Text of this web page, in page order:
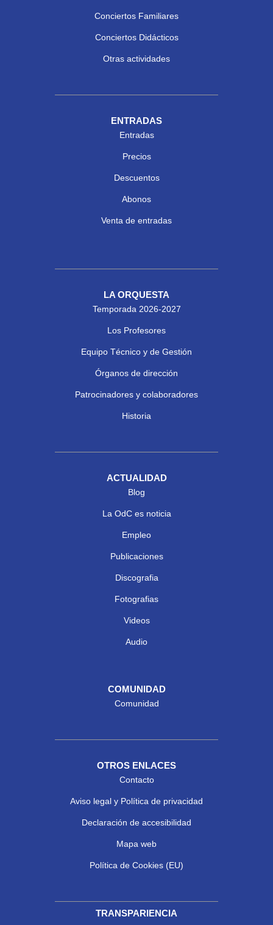
Conciertos Familiares
Conciertos Didácticos
Otras actividades
ENTRADAS
Entradas
Precios
Descuentos
Abonos
Venta de entradas
LA ORQUESTA
Temporada 2026-2027
Los Profesores
Equipo Técnico y de Gestión
Órganos de dirección
Patrocinadores y colaboradores
Historia
ACTUALIDAD
Blog
La OdC es noticia
Empleo
Publicaciones
Discografia
Fotografias
Videos
Audio
COMUNIDAD
Comunidad
OTROS ENLACES
Contacto
Aviso legal y Política de privacidad
Declaración de accesibilidad
Mapa web
Política de Cookies (EU)
TRANSPARIENCIA